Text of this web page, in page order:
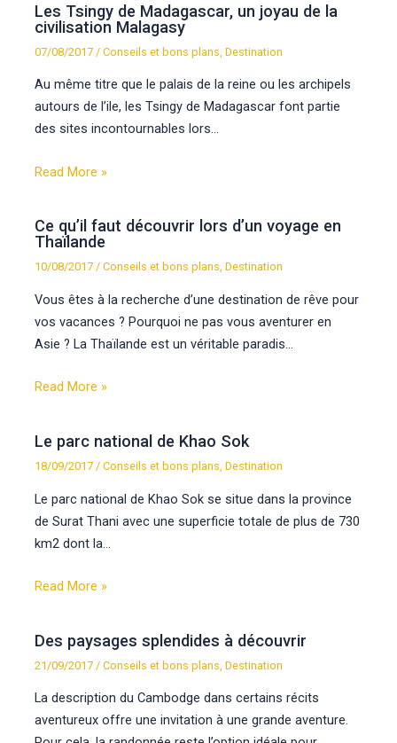
Les Tsingy de Madagascar, un joyau de la
civilisation Malagasy
07/08/2017 /Conseils et bons plans ,Destination
Au même titre que le palais de la reine ou les archipels
autours de l’ile, les Tsingy de Madagascar font partie
des sites incontournables lors…
Read More »
Ce qu’il faut découvrir lors d’un voyage en
Thaïlande
10/08/2017/Conseils et bons plans,Destination
Vous êtes à la recherche d’une destination de rêve pour
vos vacances ? Pourquoi ne pas vous aventurer en
Asie ? La Thaïlande est un véritable paradis…
Read More »
Le parc national de Khao Sok
18/09/2017/Conseils et bons plans,Destination
Le parc national de Khao Sok se situe dans la province
de Surat Thani avec une superficie totale de plus de 730
km2 dont la…
Read More »
Des paysages splendides à découvrir
21/09/2017 /Conseils et bons plans ,Destination
La description du Cambodge dans certains récits
aventureux offre une invitation à une grande aventure.